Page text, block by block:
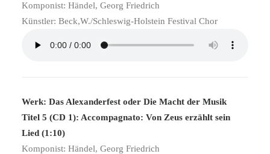
Komponist: Händel, Georg Friedrich
Künstler: Beck,W./Schleswig-Holstein Festival Chor
Werk: Das Alexanderfest oder Die Macht der Musik
Titel 5 (CD 1): Accompagnato: Von Zeus erzählt sein
Lied (1:10)
Komponist: Händel, Georg Friedrich